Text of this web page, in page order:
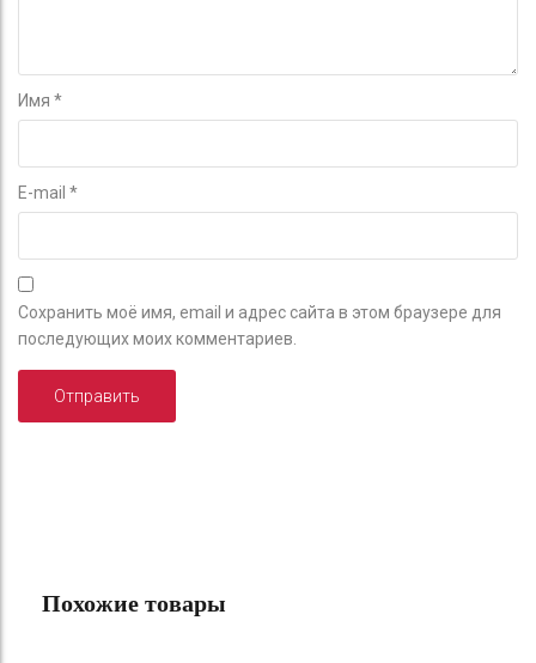
Имя *
E-mail *
Сохранить моё имя, email и адрес сайта в этом браузере для
последующих моих комментариев.
Похожие товары